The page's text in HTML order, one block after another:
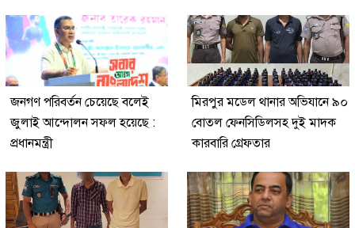
জনগণ পরিবর্তন চেয়েছে বলেই
জুলাই আন্দোলন সফল হয়েছে :
প্রধানমন্ত্রী
মিরপুর মডেল থানার অভিযানে ৯০
বোতল ফেনসিডিলসহ দুই মাদক
কারবারি গ্রেফতার